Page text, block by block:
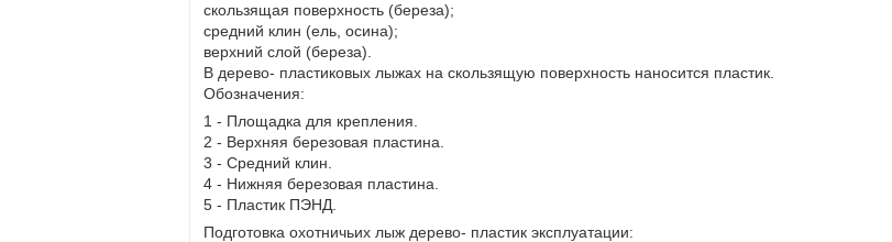
скользящая поверхность (береза);
средний клин (ель, осина);
верхний слой (береза).
В дерево- пластиковых лыжах на скользящую поверхность наносится пластик.
Обозначения:
1 - Площадка для крепления.
2 - Верхняя березовая пластина.
3 - Средний клин.
4 - Нижняя березовая пластина.
5 - Пластик ПЭНД.
Подготовка охотничьих лыж дерево- пластик эксплуатации: